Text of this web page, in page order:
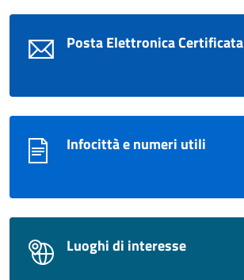
Posta Elettronica Certificata
Infocittà e numeri utili
Luoghi di interesse